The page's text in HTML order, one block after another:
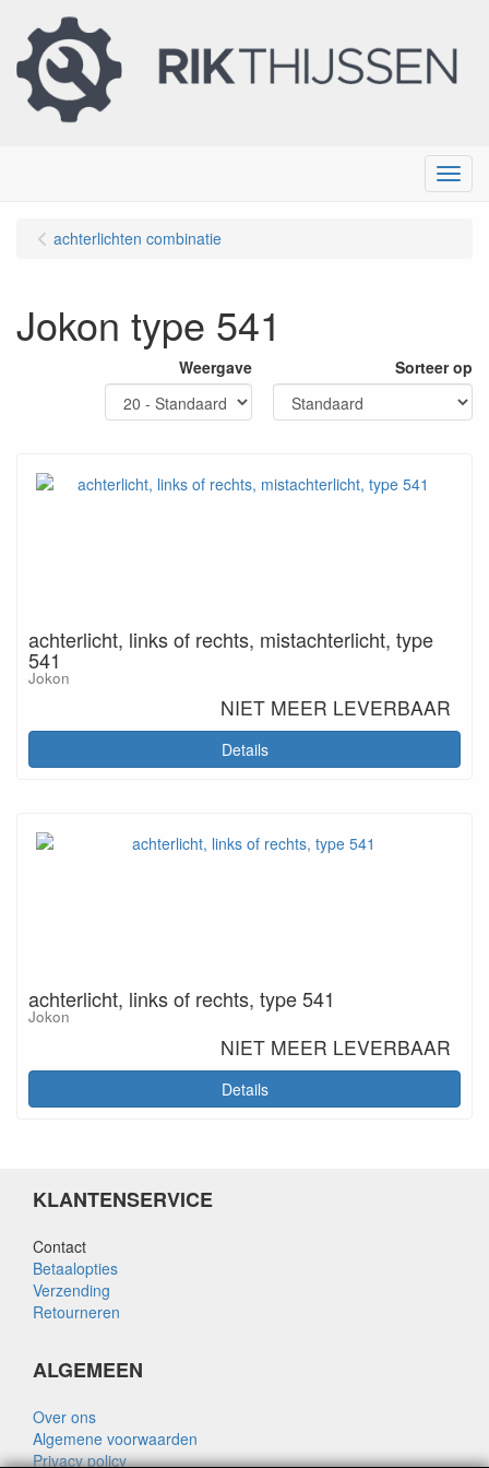
Menu
achterlichten combinatie
Jokon type 541
Weergave Sorteer op
achterlicht, links of rechts, mistachterlicht, type
541
Jokon
NIET MEER LEVERBAAR
Details
achterlicht, links of rechts, type 541
Jokon
NIET MEER LEVERBAAR
Details
KLANTENSERVICE
Contact
Betaalopties
Verzending
Retourneren
ALGEMEEN
Over ons
Algemene voorwaarden
Privacy policy